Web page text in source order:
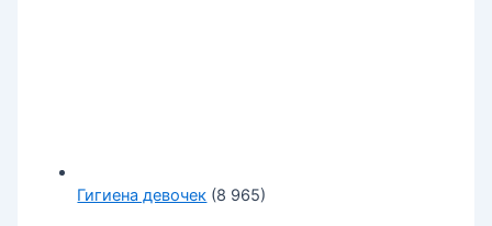
Гигиена девочек (8 965)